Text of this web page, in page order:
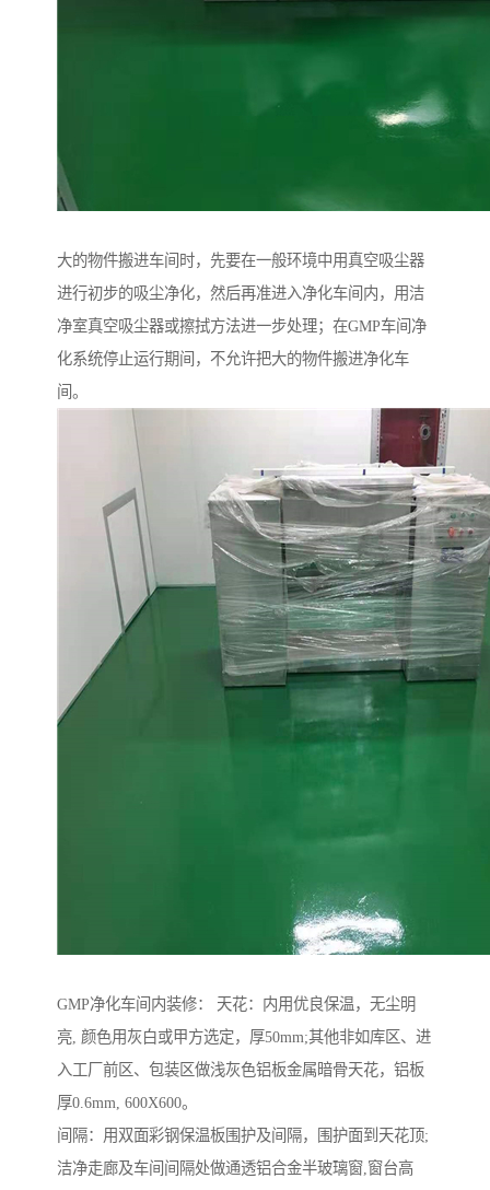
大的物件搬进车间时，先要在一般环境中用真空吸尘器
进行初步的吸尘净化，然后再准进入净化车间内，用洁
净室真空吸尘器或擦拭方法进一步处理；在GMP车间净
化系统停止运行期间，不允许把大的物件搬进净化车
间。
GMP净化车间内装修： 天花：内用优良保温，无尘明
亮, 颜色用灰白或甲方选定，厚50mm;其他非如库区、进
入工厂前区、包装区做浅灰色铝板金属暗骨天花，铝板
厚0.6mm, 600X600。
间隔：用双面彩钢保温板围护及间隔，围护面到天花顶;
洁净走廊及车间间隔处做通透铝合金半玻璃窗,窗台高